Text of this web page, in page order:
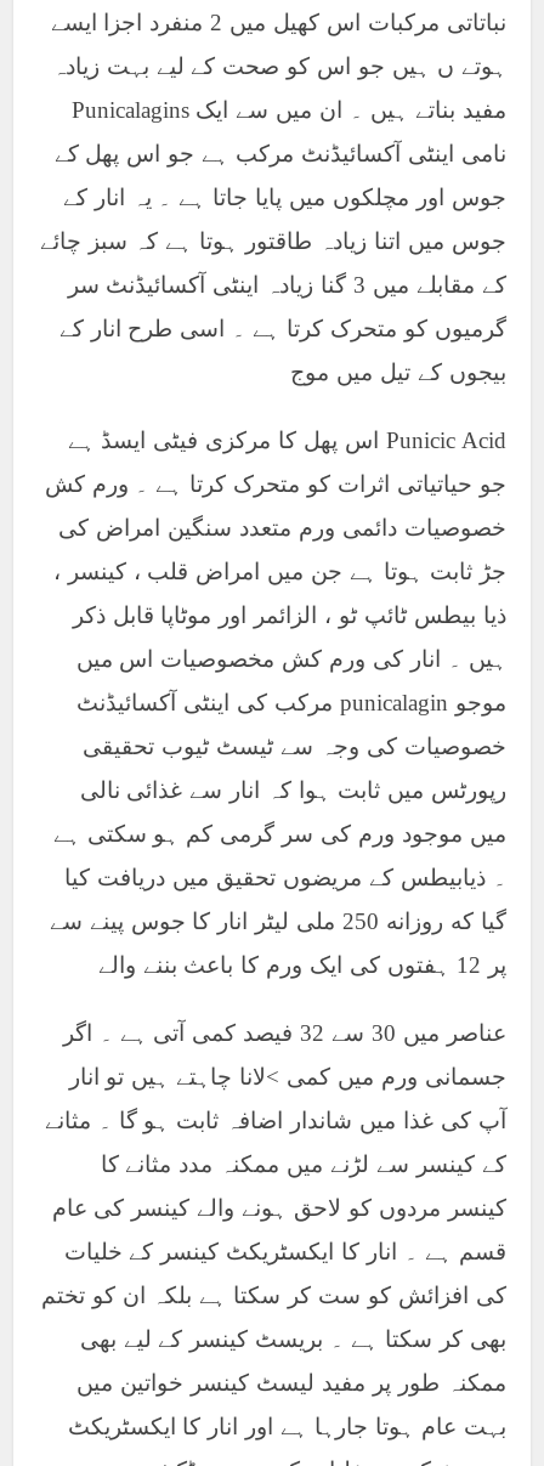
نباتاتی مرکبات اس کھیل میں 2 منفرد اجزا ایسے
ہوتے ں ہیں جو اس کو صحت کے لیے بہت زیادہ
مفید بناتے ہیں ۔ ان میں سے ایک Punicalagins
نامی اینٹی آکسائیڈنٹ مرکب ہے جو اس پھل کے
جوس اور مچلکوں میں پایا جاتا ہے ۔ یہ انار کے
جوس میں اتنا زیادہ طاقتور ہوتا ہے کہ سبز چائے
کے مقابلے میں 3 گنا زیادہ اینٹی آکسائیڈنٹ سر
گرمیوں کو متحرک کرتا ہے ۔ اسی طرح انار کے
بیجوں کے تیل میں موج
Punicic Acid اس پھل کا مرکزی فیٹی ایسڈ ہے
جو حیاتیاتی اثرات کو متحرک کرتا ہے ۔ ورم کش
خصوصیات دائمی ورم متعدد سنگین امراض کی
جڑ ثابت ہوتا ہے جن میں امراض قلب ، کینسر ،
ذیا بیطس ٹائپ ٹو ، الزائمر اور موٹاپا قابل ذکر
ہیں ۔ انار کی ورم کش مخصوصیات اس میں
موجو punicalagin مرکب کی اینٹی آکسائیڈنٹ
خصوصیات کی وجہ سے ٹیسٹ ٹیوب تحقیقی
رپورٹس میں ثابت ہوا کہ انار سے غذائی نالی
میں موجود ورم کی سر گرمی کم ہو سکتی ہے
۔ ذیابیطس کے مریضوں تحقیق میں دریافت کیا
گیا که روزانه 250 ملی لیٹر انار کا جوس پینے سے
پر 12 ہفتوں کی ایک ورم کا باعث بننے والے
عناصر میں 30 سے 32 فیصد کمی آتی ہے ۔ اگر
جسمانی ورم میں کمی >لانا چاہتے ہیں تو انار
آپ کی غذا میں شاندار اضافہ ثابت ہو گا ۔ مثانے
کے کینسر سے لڑنے میں ممکنہ مدد مثانے کا
کینسر مردوں کو لاحق ہونے والے کینسر کی عام
قسم ہے ۔ انار کا ایکسٹریکٹ کینسر کے خلیات
کی افزائش کو ست کر سکتا ہے بلکہ ان کو تختم
بھی کر سکتا ہے ۔ بریسٹ کینسر کے لیے بھی
ممکنہ طور پر مفید لیسٹ کینسر خواتین میں
بہت عام ہوتا جارہا ہے اور انار کا ایکسٹریکٹ